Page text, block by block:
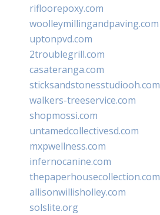
rifloorepoxy.com
woolleymillingandpaving.com
uptonpvd.com
2troublegrill.com
casateranga.com
sticksandstonesstudiooh.com
walkers-treeservice.com
shopmossi.com
untamedcollectivesd.com
mxpwellness.com
infernocanine.com
thepaperhousecollection.com
allisonwillisholley.com
solslite.org